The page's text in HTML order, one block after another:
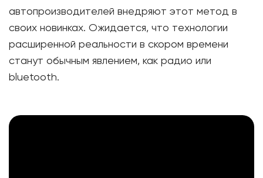
автопроизводителей внедряют этот метод в
своих новинках. Ожидается, что технологии
расширенной реальности в скором времени
станут обычным явлением, как радио или
bluetooth.